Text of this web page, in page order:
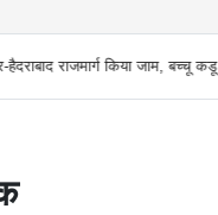
जाम, बच्चू कडू बोले `अब आर-पार की